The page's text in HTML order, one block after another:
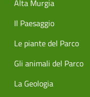
Alta Murgia
Il Paesaggio
Le piante del Parco
Gli animali del Parco
La Geologia